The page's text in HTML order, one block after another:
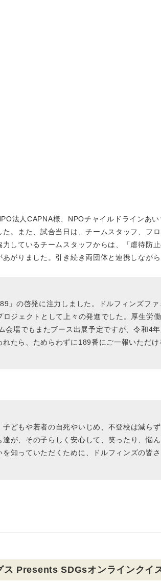
法人CAPNA様、NPOチャイルドラインあ
。また、試合当日は、チームスタッフ、フ
しているチームスタッフからは、「虐待防
がりました。引き続き両団体と連携しなが
」の啓発に注力しました。ドルフィンズファ
ジェクトとして上々の発進でした。厚生労
会場でもまたブース出展予定ですが、令和4
たら、ためらわずに189番にご一報いただけ
どもや若者の自死やいじめ、不登校は減ら
が、その子らしく安心して、笑ったり、悩
知っていただくために、ドルフィンズの皆
ス Presents SDGsオンラインクイ